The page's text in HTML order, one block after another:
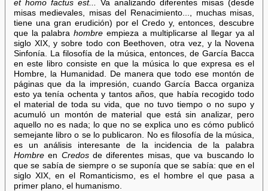
et homo factus est...
Va analizando diferentes misas (desde
misas medievales, misas del Renacimiento..., muchas misas,
tiene una gran erudición) por el Credo y, entonces, descubre
que la palabra hombre empieza a multiplicarse al llegar ya al
siglo XIX, y sobre todo con Beethoven, otra vez, y la Novena
Sinfonía. La filosofía de la música, entonces, de García Bacca
en este libro consiste en que la música lo que expresa es el
Hombre, la Humanidad. De manera que todo ese montón de
páginas que da la impresión, cuando García Bacca organiza
esto ya tenía ochenta y tantos años, que había recogido todo
el material de toda su vida, que no tuvo tiempo o no supo y
acumuló un montón de material que está sin analizar, pero
aquello no es nada; lo que no se explica uno es cómo publicó
semejante libro o se lo publicaron. No es filosofía de la música,
es un análisis interesante de la incidencia de la palabra
Hombreen Credosde diferentes misas, que va buscando lo
que se sabía de siempre o se suponía que se sabía: que en el
siglo XIX, en el Romanticismo, es el hombre el que pasa a
primer plano, el humanismo.